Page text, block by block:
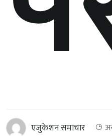
एजुकेशन समाचार